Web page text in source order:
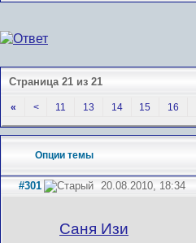
Страница 21 из 21
« < 11 13 14 15 16
Опции темы
#301 20.08.2010, 18:34
Саня Изи